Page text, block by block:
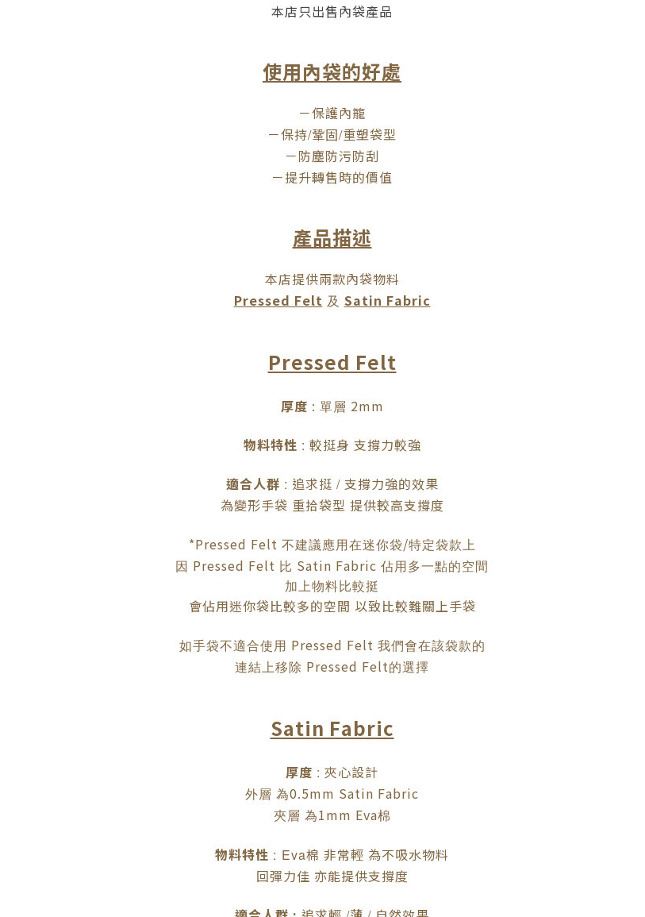
本店只出售內袋產品
使用內袋的好處
－保護內籠
－保持/鞏固/重塑袋型
－防塵防污防刮
－提升轉售時的價值
產品描述
本店提供兩款內袋物料
Pressed Felt 及 Satin Fabric
Pressed Felt
厚度 : 單層 2mm
物料特性 : 較挺身 支撐力較強
適合人群 : 追求挺 / 支撐力強的效果
為變形手袋 重拾袋型 提供較高支撐度
*Pressed Felt 不建議應用在迷你袋/特定袋款上
因 Pressed Felt 比 Satin Fabric 佔用多一點的空間
加上物料比較挺
會佔用迷你袋比較多的空間 以致比較難關上手袋
如手袋不適合使用 Pressed Felt 我們會在該袋款的
連結上移除 Pressed Felt的選擇
Satin Fabric
厚度 : 夾心設計
外層 為0.5mm Satin Fabric
夾層 為1mm Eva棉
物料特性 : Eva棉 非常輕 為不吸水物料
回彈力佳 亦能提供支撐度